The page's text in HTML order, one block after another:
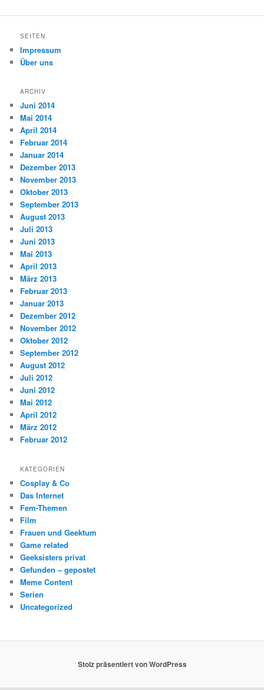
SEITEN
Impressum
Über uns
ARCHIV
Juni 2014
Mai 2014
April 2014
Februar 2014
Januar 2014
Dezember 2013
November 2013
Oktober 2013
September 2013
August 2013
Juli 2013
Juni 2013
Mai 2013
April 2013
März 2013
Februar 2013
Januar 2013
Dezember 2012
November 2012
Oktober 2012
September 2012
August 2012
Juli 2012
Juni 2012
Mai 2012
April 2012
März 2012
Februar 2012
KATEGORIEN
Cosplay & Co
Das Internet
Fem-Themen
Film
Frauen und Geektum
Game related
Geeksisters privat
Gefunden – gepostet
Meme Content
Serien
Uncategorized
Stolz präsentiert von WordPress